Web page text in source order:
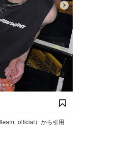
）から引用